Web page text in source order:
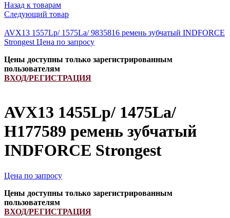
Назад к товарам
Следующий товар
AVX13 1557Lp/ 1575La/ 9835816 ремень зубчатый INDFORCE
Strongest Цена по запросу
Цены доступны только зарегистрированным
пользователям
ВХОД/РЕГИСТРАЦИЯ
AVX13 1455Lp/ 1475La/
H177589 ремень зубчатый
INDFORCE Strongest
Цена по запросу
Цены доступны только зарегистрированным
пользователям
ВХОД/РЕГИСТРАЦИЯ